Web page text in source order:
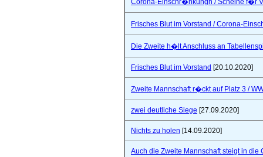
Corona-Einschr�nkungn / Scheine f�r
Frisches Blut im Vorstand / Corona-
Die Zweite h�lt Anschluss an
Frisches Blut im Vorstand [20.10.2020]
Zweite Mannschaft r�ckt auf Platz 3 /
zwei deutliche Siege [27.09.2020]
Nichts zu holen [14.09.2020]
Auch die Zweite Mannschaft steigt in die